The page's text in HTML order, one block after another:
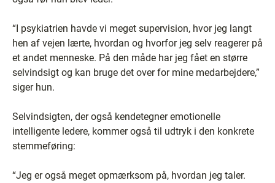
“I psykiatrien havde vi meget supervision, hvor jeg langt
hen af vejen lærte, hvordan og hvorfor jeg selv reagerer på
et andet menneske. På den måde har jeg fået en større
selvindsigt og kan bruge det over for mine medarbejdere,”
siger hun.
Selvindsigten, der også kendetegner emotionelle
intelligente ledere, kommer også til udtryk i den konkrete
stemmeføring:
“Jeg er også meget opmærksom på, hvordan jeg taler.